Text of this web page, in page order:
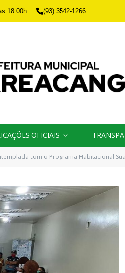
18:00h (93) 3542-1266
OFICIAIS
com o Programa Habitacional